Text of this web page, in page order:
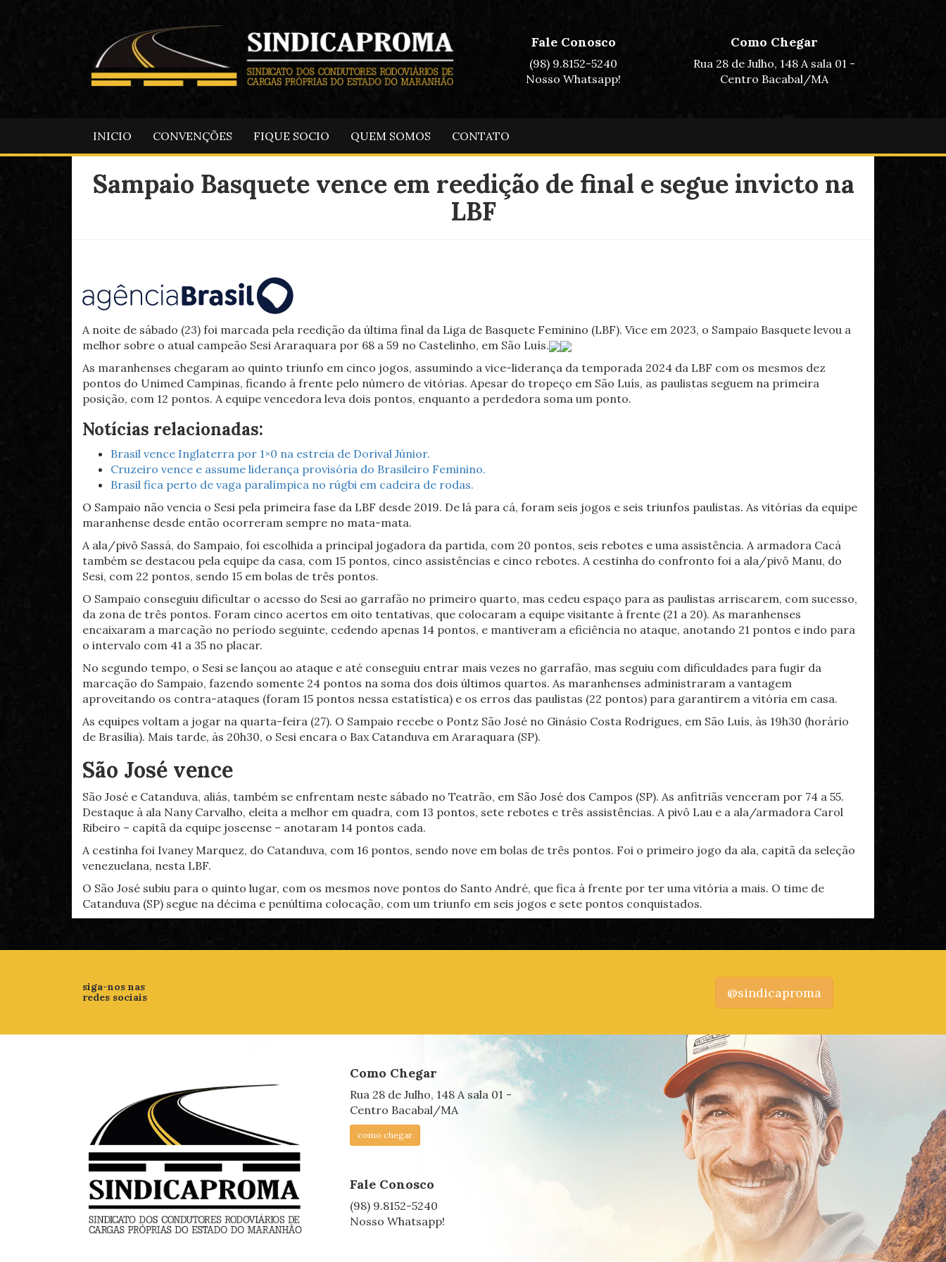
Fale Conosco
(98) 9.8152-5240
Nosso Whatsapp!
Como Chegar
Rua 28 de Julho, 148 A sala 01 -
Centro Bacabal/MA
INICIO CONVENÇÕES FIQUE SOCIO QUEM SOMOS CONTATO
Sampaio Basquete vence em reedição de final e segue invicto na
LBF
A noite de sábado (23) foi marcada pela reedição da última final da Liga de Basquete Feminino (LBF). Vice em 2023, o Sampaio Basquete levou a
melhor sobre o atual campeão Sesi Araraquara por 68 a 59 no Castelinho, em São Luís.
As maranhenses chegaram ao quinto triunfo em cinco jogos, assumindo a vice-liderança da temporada 2024 da LBF com os mesmos dez
pontos do Unimed Campinas, ficando à frente pelo número de vitórias. Apesar do tropeço em São Luís, as paulistas seguem na primeira
posição, com 12 pontos. A equipe vencedora leva dois pontos, enquanto a perdedora soma um ponto.
Notícias relacionadas:
Brasil vence Inglaterra por 1×0 na estreia de Dorival Júnior.
Cruzeiro vence e assume liderança provisória do Brasileiro Feminino.
Brasil fica perto de vaga paralímpica no rúgbi em cadeira de rodas.
O Sampaio não vencia o Sesi pela primeira fase da LBF desde 2019. De lá para cá, foram seis jogos e seis triunfos paulistas. As vitórias da equipe
maranhense desde então ocorreram sempre no mata-mata.
A ala/pivô Sassá, do Sampaio, foi escolhida a principal jogadora da partida, com 20 pontos, seis rebotes e uma assistência. A armadora Cacá
também se destacou pela equipe da casa, com 15 pontos, cinco assistências e cinco rebotes. A cestinha do confronto foi a ala/pivô Manu, do
Sesi, com 22 pontos, sendo 15 em bolas de três pontos.
O Sampaio conseguiu dificultar o acesso do Sesi ao garrafão no primeiro quarto, mas cedeu espaço para as paulistas arriscarem, com sucesso,
da zona de três pontos. Foram cinco acertos em oito tentativas, que colocaram a equipe visitante à frente (21 a 20). As maranhenses
encaixaram a marcação no período seguinte, cedendo apenas 14 pontos, e mantiveram a eficiência no ataque, anotando 21 pontos e indo para
o intervalo com 41 a 35 no placar.
No segundo tempo, o Sesi se lançou ao ataque e até conseguiu entrar mais vezes no garrafão, mas seguiu com dificuldades para fugir da
marcação do Sampaio, fazendo somente 24 pontos na soma dos dois últimos quartos. As maranhenses administraram a vantagem
aproveitando os contra-ataques (foram 15 pontos nessa estatística) e os erros das paulistas (22 pontos) para garantirem a vitória em casa.
As equipes voltam a jogar na quarta-feira (27). O Sampaio recebe o Pontz São José no Ginásio Costa Rodrigues, em São Luís, às 19h30 (horário
de Brasília). Mais tarde, às 20h30, o Sesi encara o Bax Catanduva em Araraquara (SP).
São José vence
São José e Catanduva, aliás, também se enfrentam neste sábado no Teatrão, em São José dos Campos (SP). As anfitriãs venceram por 74 a 55.
Destaque à ala Nany Carvalho, eleita a melhor em quadra, com 13 pontos, sete rebotes e três assistências. A pivô Lau e a ala/armadora Carol
Ribeiro – capitã da equipe joseense – anotaram 14 pontos cada.
A cestinha foi Ivaney Marquez, do Catanduva, com 16 pontos, sendo nove em bolas de três pontos. Foi o primeiro jogo da ala, capitã da seleção
venezuelana, nesta LBF.
O São José subiu para o quinto lugar, com os mesmos nove pontos do Santo André, que fica à frente por ter uma vitória a mais. O time de
Catanduva (SP) segue na décima e penúltima colocação, com um triunfo em seis jogos e sete pontos conquistados.
siga-nos nas
redes sociais
@sindicaproma
Como Chegar
Rua 28 de Julho, 148 A sala 01 -
Centro Bacabal/MA
como chegar
Fale Conosco
(98) 9.8152-5240
Nosso Whatsapp!